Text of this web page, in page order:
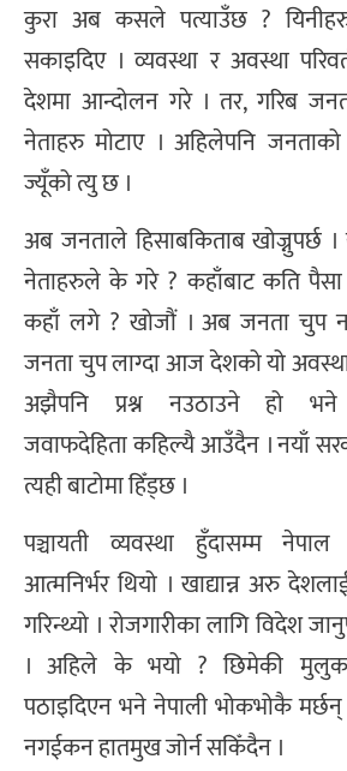
कुरा अब कसले पत्याउँछ ?
सकाइदिए । व्यवस्था र अवस्था
देशमा आन्दोलन गरे । तर, गरिब
नेताहरु मोटाए । अहिलेपनि
ज्यूँको त्यु छ ।
अब जनताले हिसाबकिताब खोज्नुपर्छ ।
नेताहरुले के गरे ? कहाँबाट कति
कहाँ लगे ? खोजौं । अब जनता चुप
जनता चुप लाग्दा आज देशको यो अवस्था
अझैपनि प्रश्न नउठाउने हो
जवाफदेहिता कहिल्यै आउँदैन । नयाँ
त्यही बाटोमा हिँड्छ ।
पञ्चायती व्यवस्था हुँदासम्म
आत्मनिर्भर थियो । खाद्यान्न अरु
गरिन्थ्यो । रोजगारीका लागि विदेश
। अहिले के भयो ? छिमेकी
पठाइदिएन भने नेपाली भोकभोकै
नगईकन हातमुख जोर्न सकिँदैन ।